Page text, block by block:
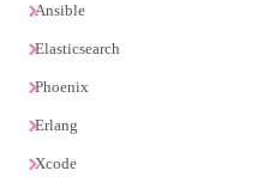
Ansible
Elasticsearch
Phoenix
Erlang
Xcode